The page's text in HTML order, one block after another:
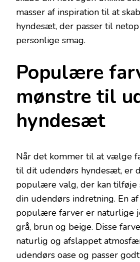
masser af inspiration til at
hyndesæt, der passer til
personlige smag.
Populære
mønstre til
hyndesæt
Når det kommer til at vælge
til dit udendørs hyndesæt, er
populære valg, der kan tilføje
din udendørs indretning. En
populære farver er naturlige
grå, brun og beige. Disse
naturlig og afslappet
udendørs oase og passer